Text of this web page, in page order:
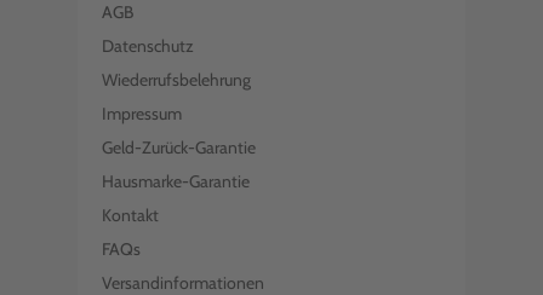
AGB
Datenschutz
Wiederrufsbelehrung
Impressum
Geld-Zurück-Garantie
Hausmarke-Garantie
Kontakt
FAQs
Versandinformationen